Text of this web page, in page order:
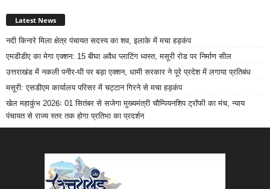
Latest News
नदी किनारे मिला क्षेत्र पंचायत सदस्य का शव, इलाके में मचा हड़कंप
एमडीडीए का मेगा एक्शन: 15 बीघा अवैध प्लाटिंग ध्वस्त, मसूरी रोड पर निर्माण सील
उत्तराखंड में नकली पनीर-घी पर बड़ा एक्शन, धामी सरकार ने पूरे प्रदेश में लगाया प्रतिबंध
मसूरी: एसडीएम कार्यालय परिसर में चट्टान गिरने से मचा हड़कंप
खेल महाकुंभ 2026ः 01 सितंबर से सजेगा मुख्यमंत्री चौम्पियनशिप ट्रॉफी का मंच, न्याय
पंचायत से राज्य स्तर तक होगा प्रतिभा का प्रदर्शन